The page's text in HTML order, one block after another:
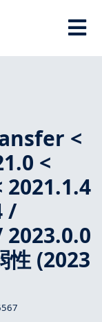
<
<
2021.1.4
/
2023.0.0
性 (2023